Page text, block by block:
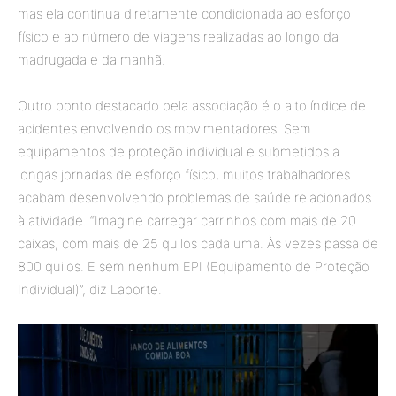
mas ela continua diretamente condicionada ao esforço
físico e ao número de viagens realizadas ao longo da
madrugada e da manhã.
Outro ponto destacado pela associação é o alto índice de
acidentes envolvendo os movimentadores. Sem
equipamentos de proteção individual e submetidos a
longas jornadas de esforço físico, muitos trabalhadores
acabam desenvolvendo problemas de saúde relacionados
à atividade. “Imagine carregar carrinhos com mais de 20
caixas, com mais de 25 quilos cada uma. Às vezes passa de
800 quilos. E sem nenhum EPI (Equipamento de Proteção
Individual)”, diz Laporte.